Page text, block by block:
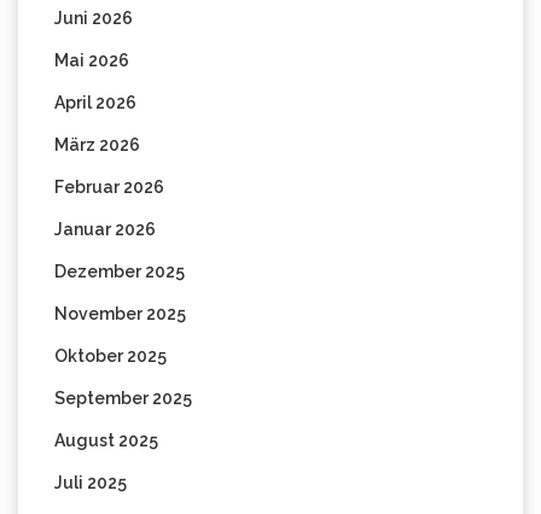
Juni 2026
Mai 2026
April 2026
März 2026
Februar 2026
Januar 2026
Dezember 2025
November 2025
Oktober 2025
September 2025
August 2025
Juli 2025